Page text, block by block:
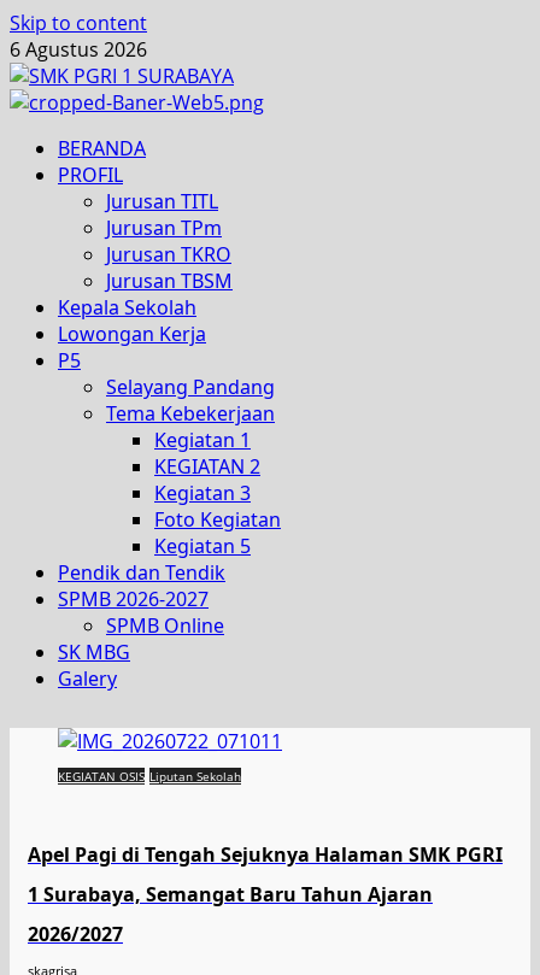
Skip to content
6 Agustus 2026
BERANDA
PROFIL
Jurusan TITL
Jurusan TPm
Jurusan TKRO
Jurusan TBSM
Kepala Sekolah
Lowongan Kerja
P5
Selayang Pandang
Tema Kebekerjaan
Kegiatan 1
KEGIATAN 2
Kegiatan 3
Foto Kegiatan
Kegiatan 5
Pendik dan Tendik
SPMB 2026-2027
SPMB Online
SK MBG
Galery
KEGIATAN OSIS Liputan Sekolah
Apel Pagi di Tengah Sejuknya Halaman SMK PGRI
1 Surabaya, Semangat Baru Tahun Ajaran
2026/2027
skagrisa